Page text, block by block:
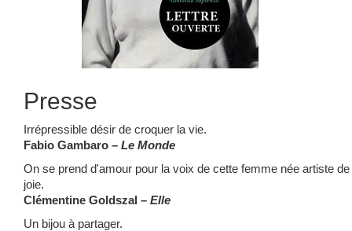
Presse
Irrépressible désir de croquer la vie.
Fabio Gambaro – Le Monde
On se prend d'amour pour la voix de cette femme née artiste de
joie.
Clémentine Goldszal – Elle
Un bijou à partager.